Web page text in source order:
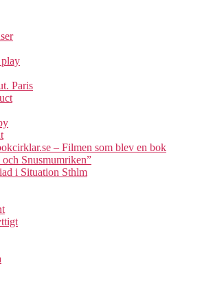
Paris
– Filmen som blev en bok
Snusmumriken”
i Situation Sthlm